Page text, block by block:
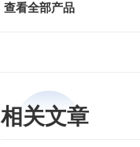
查看全部产品
相关文章